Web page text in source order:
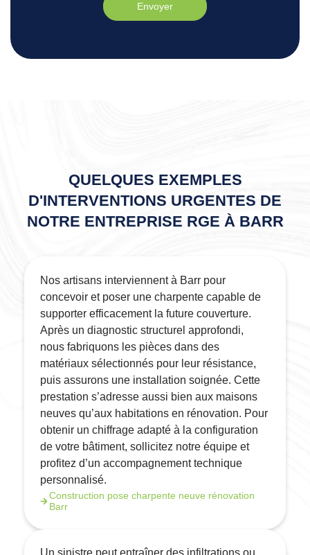
Envoyer
QUELQUES EXEMPLES
D'INTERVENTIONS URGENTES DE
NOTRE ENTREPRISE RGE À BARR
Nos artisans interviennent à Barr pour
concevoir et poser une charpente capable de
supporter efficacement la future couverture.
Après un diagnostic structurel approfondi,
nous fabriquons les pièces dans des
matériaux sélectionnés pour leur résistance,
puis assurons une installation soignée. Cette
prestation s’adresse aussi bien aux maisons
neuves qu’aux habitations en rénovation. Pour
obtenir un chiffrage adapté à la configuration
de votre bâtiment, sollicitez notre équipe et
profitez d’un accompagnement technique
personnalisé.
Construction pose charpente neuve rénovation
Barr